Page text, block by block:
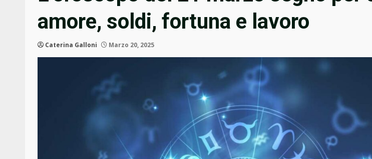
amore, soldi, fortuna e lavoro
Caterina Galloni Marzo 20, 2025